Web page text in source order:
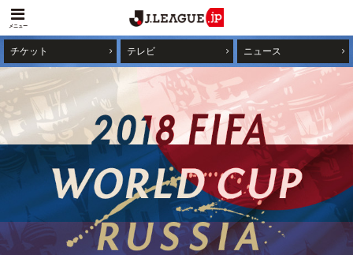
メニュー
チケット テレビ ニュース